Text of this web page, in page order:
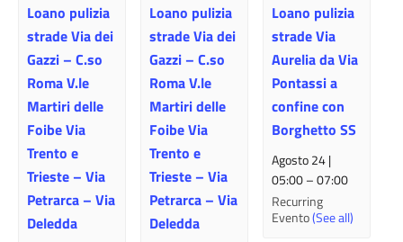
Loano pulizia
strade Via dei
Gazzi – C.so
Roma V.le
Martiri delle
Foibe Via
Trento e
Trieste – Via
Petrarca – Via
Deledda
Loano pulizia
strade Via dei
Gazzi – C.so
Roma V.le
Martiri delle
Foibe Via
Trento e
Trieste – Via
Petrarca – Via
Deledda
Loano pulizia
strade Via
Aurelia da Via
Pontassi a
confine con
Borghetto SS
Agosto 24 |
05:00–07:00
Recurring
Evento(See all)